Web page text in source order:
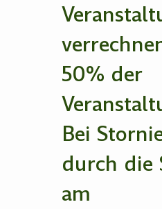
50% der
Bei
durch die
am